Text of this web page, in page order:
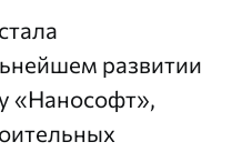
развитии
«Нанософт»,